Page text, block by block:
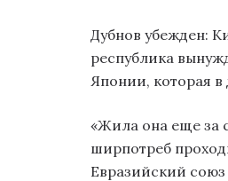
Дубнов убежден:
республика
Японии, которая в
«Жила она еще за
ширпотреб
Евразийский